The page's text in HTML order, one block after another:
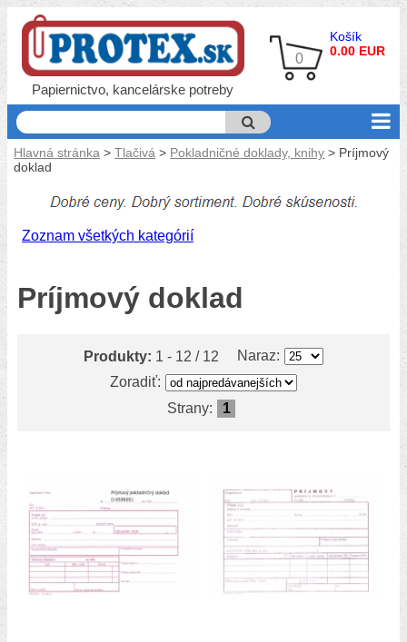
Papiernictvo, kancelárske potreby
Košík
0.00 EUR
0
Hlavná stránka >Tlačivá > Pokladničné doklady, knihy > Príjmový
doklad
Zoznam všetkých kategórií
Príjmový doklad
Produkty: 1 - 12 / 12
Naraz:
Zoradiť:
Strany:
1